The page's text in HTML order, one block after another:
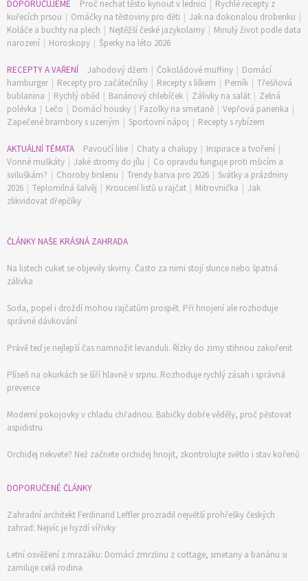
74 Kč
Objednat >
DOPORUČUJEME Proč nechat těsto kynout v lednici | Rychlé recepty z
kuřecích prsou | Omáčky na těstoviny pro děti | Jak na dokonalou drobenku |
Koláče a buchty na plech | Nejtěžší české jazykolamy | Minulý život podle data
narození | Horoskopy | Šperky na léto 2026
RECEPTY A VAŘENÍ Jahodový džem | Čokoládové muffiny | Domácí
hamburger | Recepty pro začátečníky | Recepty s lilkem | Perník | Třešňová
bublanina | Rychlý oběd | Banánový chlebíček | Zálivky na salát | Zelná
polévka | Lečo | Domácí housky | Fazolky na smetaně | Vepřová panenka |
Zapečené brambory s uzeným | Sportovní nápoj | Recepty s rybízem
AKTUÁLNÍ TÉMATA Pavoučí lilie | Chaty a chalupy | Inspirace a tvoření |
Vonné muškáty | Jaké stromy do jílu | Co opravdu funguje proti mšicím a
sviluškám? | Choroby brslenu | Trendy barva pro 2026 | Svátky a prázdniny
2026 | Teplomilná šalvěj | Kroucení listů u rajčat | Mitrovnička | Jak
zlikvidovat dřepčíky
ČLÁNKY NAŠE KRÁSNÁ ZAHRADA
Na listech cuket se objevily skvrny. Často za nimi stojí slunce nebo špatná
zálivka
Soda, popel i droždí mohou rajčatům prospět. Při hnojení ale rozhoduje
správné dávkování
Právě teď je nejlepší čas namnožit levanduli. Řízky do zimy stihnou zakořenit
Plíseň na okurkách se šíří hlavně v srpnu. Rozhoduje rychlý zásah i správná
prevence
Moderní pokojovky v chladu chřadnou. Babičky dobře věděly, proč pěstovat
aspidistru
Orchidej nekvete? Než začnete orchidej hnojit, zkontrolujte světlo i stav kořenů
DOPORUČENÉ ČLÁNKY
Zahradní architekt Ferdinand Leffler prozradil největší prohřešky českých
zahrad: Nejvíc je hyzdí vířivky
Letní osvěžení z mrazáku: Domácí zmrzlinu z cottage, smetany a banánu si
zamiluje celá rodina